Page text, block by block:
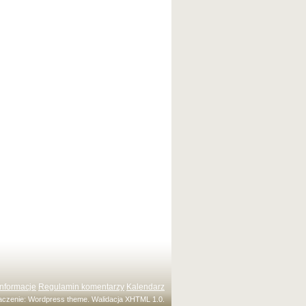
Regulamin komentarzy Kalendarz
Wordpress theme. WalidacjaXHTML 1.0.